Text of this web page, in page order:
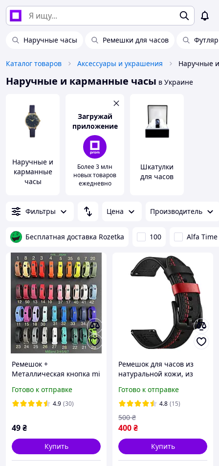
Наручные часы Ремешки для часов
Каталог товаров Аксессуары и украшения Наручные
Наручные и карманные часы в Украине
Наручные и
карманные
часы
Загружай
приложение
Более 3 млн
новых товаров
ежедневно
Шкатулки
для часов
Фильтры Цена Производитель
Бесплатная доставка Rozetka 100 Alfa Time
Ремешок +
Металлическая кнопка mi
(pr305) miband
Готово к отправке
4.9 (30)
49₴
Купить
Ремешок для часов из
натуральной кожи, из
замены 22 мм
Готово к отправке
4.8 (15)
400₴
500 ₴
Купить